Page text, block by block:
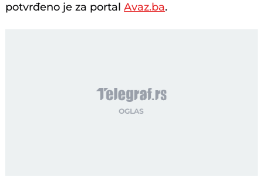
potvrđeno je za portalAvaz.ba.